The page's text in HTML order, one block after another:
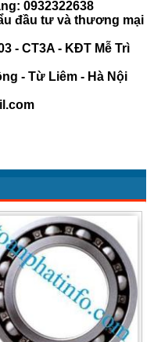
0932322638
đầu tư và thương mại
- CT3A - KĐT Mễ Trì
- Từ Liêm - Hà Nội